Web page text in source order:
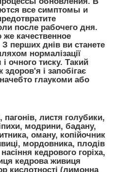
все симптомы и
после рабочего дня.
же качественное
перших днів ви станете
нормалізації
очного тиску. Такий
здоров'я і запобігає
глаукоми або
пагонів, листя голубики,
модрини, бадану,
оману, копійочник
мордовника, плодів
кедрового горіха,
кедрова живиця
кислотності (лимонна